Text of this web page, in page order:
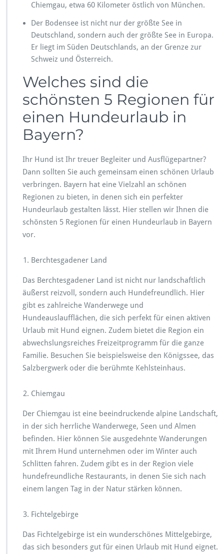
Chiemgau, etwa 60 Kilometer östlich von München.
Der Bodensee ist nicht nur der größte See in
Deutschland, sondern auch der größte See in Europa.
Er liegt im Süden Deutschlands, an der Grenze zur
Schweiz und Österreich.
Welches sind die
schönsten 5 Regionen für
einen Hundeurlaub in
Bayern?
Ihr Hund ist Ihr treuer Begleiter und Ausflügepartner?
Dann sollten Sie auch gemeinsam einen schönen Urlaub
verbringen. Bayern hat eine Vielzahl an schönen
Regionen zu bieten, in denen sich ein perfekter
Hundeurlaub gestalten lässt. Hier stellen wir Ihnen die
schönsten 5 Regionen für einen Hundeurlaub in Bayern
vor.
Berchtesgadener Land
Das Berchtesgadener Land ist nicht nur landschaftlich
äußerst reizvoll, sondern auch Hundefreundlich. Hier
gibt es zahlreiche Wanderwege und
Hundeauslaufflächen, die sich perfekt für einen aktiven
Urlaub mit Hund eignen. Zudem bietet die Region ein
abwechslungsreiches Freizeitprogramm für die ganze
Familie. Besuchen Sie beispielsweise den Königssee, das
Salzbergwerk oder die berühmte Kehlsteinhaus.
Chiemgau
Der Chiemgau ist eine beeindruckende alpine Landschaft,
in der sich herrliche Wanderwege, Seen und Almen
befinden. Hier können Sie ausgedehnte Wanderungen
mit Ihrem Hund unternehmen oder im Winter auch
Schlitten fahren. Zudem gibt es in der Region viele
hundefreundliche Restaurants, in denen Sie sich nach
einem langen Tag in der Natur stärken können.
Fichtelgebirge
Das Fichtelgebirge ist ein wunderschönes Mittelgebirge,
das sich besonders gut für einen Urlaub mit Hund eignet.